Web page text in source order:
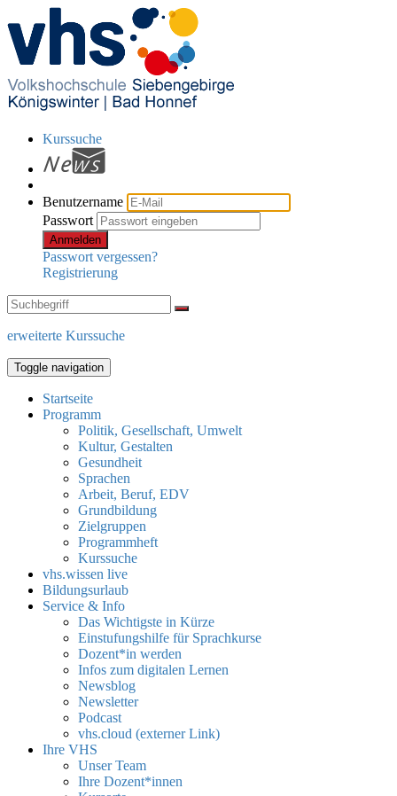
Kurssuche
Benutzername
Passwort
Anmelden
Passwort vergessen?
Registrierung
erweiterte Kurssuche
Toggle navigation
Startseite
Programm
Politik, Gesellschaft, Umwelt
Kultur, Gestalten
Gesundheit
Sprachen
Arbeit, Beruf, EDV
Grundbildung
Zielgruppen
Programmheft
Kurssuche
vhs.wissen live
Bildungsurlaub
Service & Info
Das Wichtigste in Kürze
Einstufungshilfe für Sprachkurse
Dozent*in werden
Infos zum digitalen Lernen
Newsblog
Newsletter
Podcast
vhs.cloud (externer Link)
Ihre VHS
Unser Team
Ihre Dozent*innen